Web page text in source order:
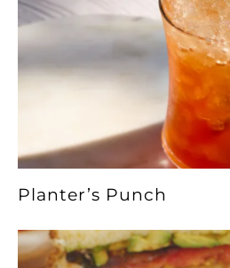
Planter’s Punch